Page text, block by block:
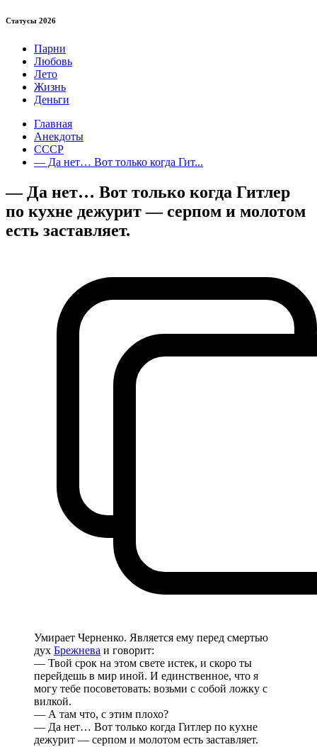
Статуcы 2026
Парни
Любовь
Лето
Жизнь
Деньги
Главная
Анекдоты
СССР
— Да нет… Вот только когда Гит...
— Да нет… Вот только когда Гитлер
по кухне дежурит — серпом и молотом
есть заставляет.
Умирает Черненко. Является ему перед смертью
дух Брежнева и говорит:
— Твой срок на этом свете истек, и скоро ты
перейдешь в мир иной. И единственное, что я
могу тебе посоветовать: возьми с собой ложку с
вилкой.
— А там что, с этим плохо?
— Да нет… Вот только когда Гитлер по кухне
дежурит — серпом и молотом есть заставляет.